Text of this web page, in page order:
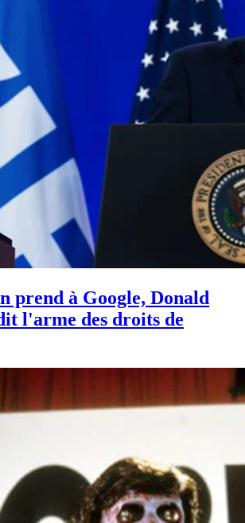
prend à Google, Donald
l'arme des droits de